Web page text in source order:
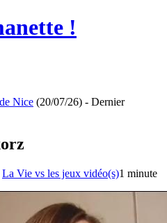
!
Nice (20/07/26) - Dernier
La Vie vs les jeux vidéo(s)1 minute